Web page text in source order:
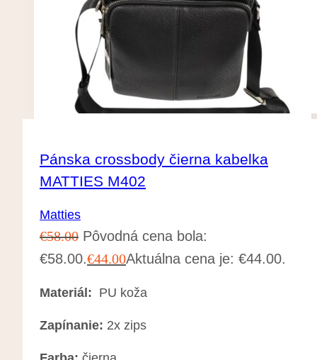
Pánska crossbody čierna kabelka
MATTIES M402
Matties
€58.00 Pôvodná cena bola:
€58.00.€44.00Aktuálna cena je: €44.00.
Materiál: PU koža
Zapínanie: 2x zips